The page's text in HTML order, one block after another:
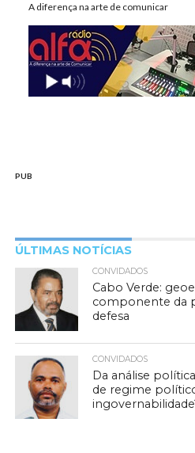
A diferença na arte de comunicar
PUB
ÚLTIMAS NOTÍCIAS
CONVIDADOS
Cabo Verde:
componente da
defesa
CONVIDADOS
Da análise
de regime